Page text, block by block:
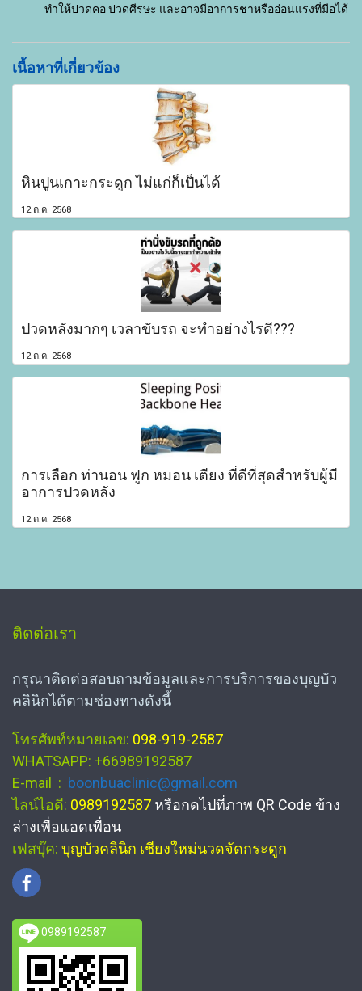
ทำให้ปวดคอ ปวดศีรษะ และอาจมีอาการชาหรืออ่อนแรงที่มือได้
เนื้อหาที่เกี่ยวข้อง
หินปูนเกาะกระดูก ไม่แก่ก็เป็นได้
12 ต.ค. 2568
ปวดหลังมากๆ เวลาขับรถ จะทำอย่างไรดี???
12 ต.ค. 2568
การเลือก ท่านอน ฟูก หมอน เตียง ที่ดีที่สุดสำหรับผู้มี
อาการปวดหลัง
12 ต.ค. 2568
ติดต่อเรา
กรุณาติดต่อสอบถามข้อมูลและการบริการของบุญบัว
คลินิกได้ตามช่องทางดังนี้
โทรศัพท์หมายเลข: 098-919-2587
WHATSAPP: +66989192587
E-mail : boonbuaclinic@gmail.com
ไลน์ไอดี: 0989192587 หรือกดไปที่ภาพ QR Code ข้าง
ล่างเพื่อแอดเพื่อน
เฟสบุ๊ค: บุญบัวคลินิก เชียงใหม่นวดจัดกระดูก
0989192587